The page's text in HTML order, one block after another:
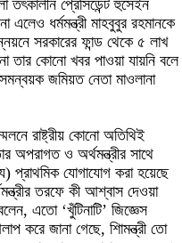
তৎকালীন প্রেসিডেন্ট হুসেইন
ধর্মমন্ত্রী মাহবুবুর রহমানকে
সরকারের ফান্ড থেকে ৫ লাখ
তার কোনো খবর পাওয়া যায়নি বলে
জমিয়ত নেতা মাওলানা
রাষ্ট্রীয় কোনো অতিথিই
অপরাগত ও অর্থমন্ত্রীর সাথে
প্রাথমিক যোগাযোগ করা হয়েছে
তরফে কী আশ্বাস দেওয়া
এতো ‘খুঁটিনাটি’ জিজ্ঞেস
করে জানা গেছে, শিামন্ত্রী তো